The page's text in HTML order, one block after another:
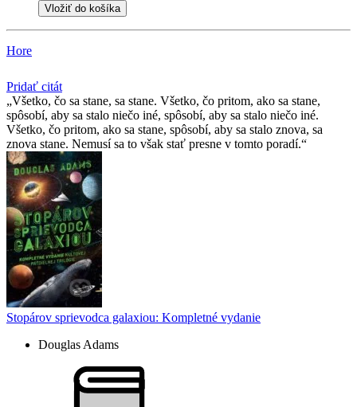
Vložiť do košíka
Hore
Pridať citát
Všetko, čo sa stane, sa stane. Všetko, čo pritom, ako sa stane,
spôsobí, aby sa stalo niečo iné, spôsobí, aby sa stalo niečo iné.
Všetko, čo pritom, ako sa stane, spôsobí, aby sa stalo znova, sa
znova stane. Nemusí sa to však stať presne v tomto poradí.
Stopárov sprievodca galaxiou: Kompletné vydanie
Douglas Adams